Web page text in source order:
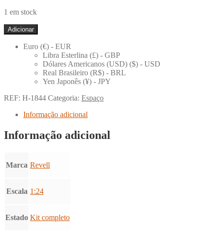
1 em stock
Quantidade
de
Russia's
Spacecraft:
VOSTOK
Adicionar
Euro (€) - EUR
Libra Esterlina (£) - GBP
Dólares Americanos (USD) ($) - USD
Real Brasileiro (R$) - BRL
Yen Japonês (¥) - JPY
REF: H-1844 Categoria: Espaço
Informação adicional
Informação adicional
Marca Revell
Escala 1:24
Estado Kit completo